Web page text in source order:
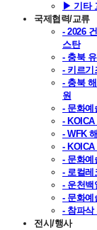
▶ 기타
국제협력/교류
- 2026
스탄
- 충북
- 키르기
- 충북
원
- 문화예
-
- WFK
-
- 문화예
- 로컬레
- 운천백
- 문화예
- 참파삭
전시/행사